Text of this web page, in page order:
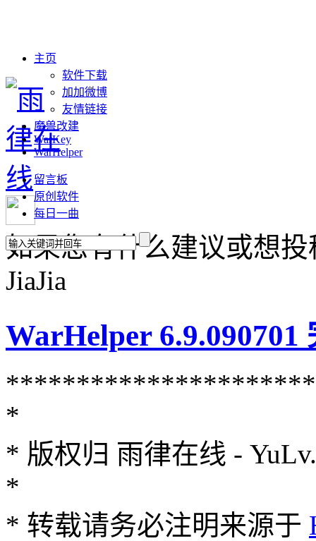
主页
软件下载
加加微博
友情链接
魔兽改建
WarKey
WarHelper
留言板
原创软件
每日一曲
如果您有什么建议或想投
JiaJia
WarHelper 6.9.090701
*
* 版权归 雨律在线 -
*
* 转载请务必注明来源于